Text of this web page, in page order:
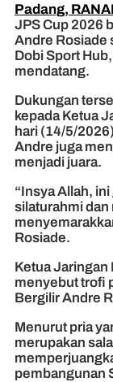
Padang,
JPS Cup 2026
Andre Rosiade
Dobi Sport
mendatang.
Dukungan
kepada Ketua
hari (14/5/
Andre juga
menjadi juara.
“Insya Allah,
silaturahmi dan
Rosiade.
Ketua Jaringan
menyebut trofi
Bergilir Andre
Menurut pria
merupakan
pembangunan